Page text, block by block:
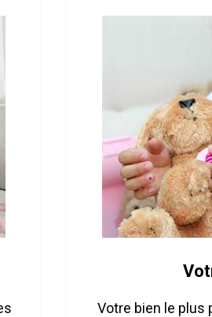
Votre bien le plus